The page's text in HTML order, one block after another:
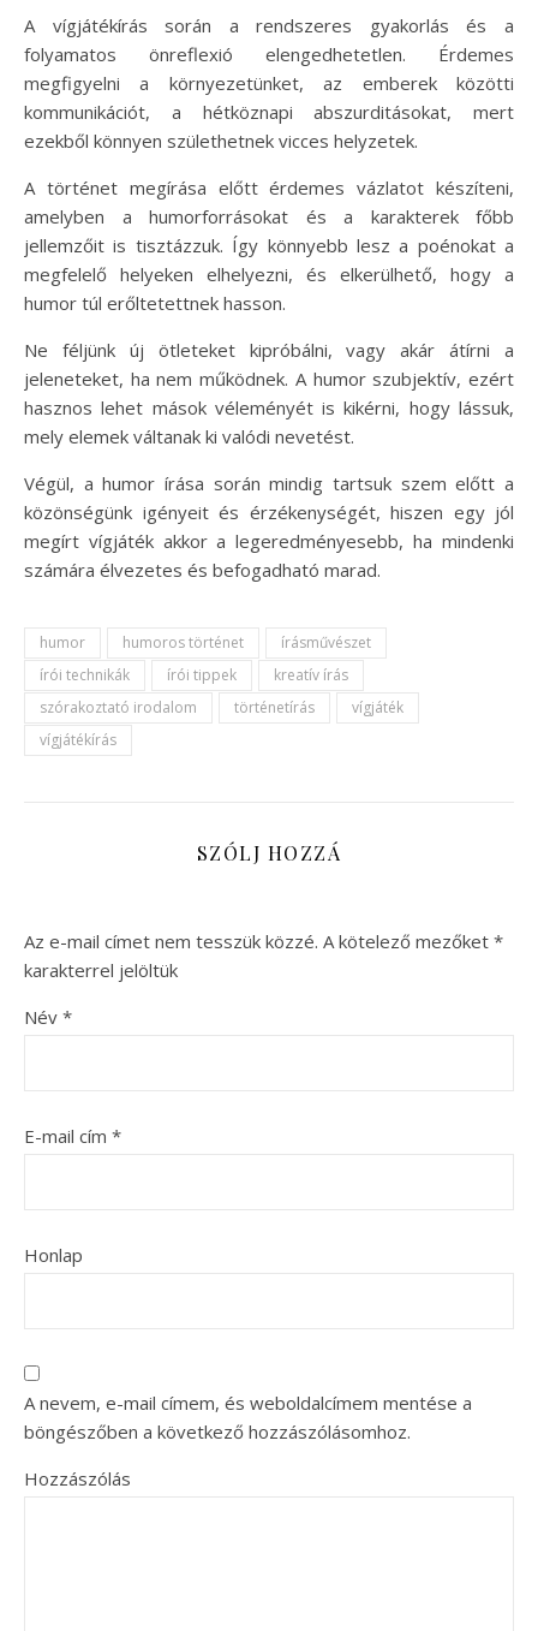
A vígjátékírás során a rendszeres gyakorlás és a
folyamatos önreflexió elengedhetetlen. Érdemes
megfigyelni a környezetünket, az emberek közötti
kommunikációt, a hétköznapi abszurditásokat, mert
ezekből könnyen születhetnek vicces helyzetek.
A történet megírása előtt érdemes vázlatot készíteni,
amelyben a humorforrásokat és a karakterek főbb
jellemzőit is tisztázzuk. Így könnyebb lesz a poénokat a
megfelelő helyeken elhelyezni, és elkerülhető, hogy a
humor túl erőltetettnek hasson.
Ne féljünk új ötleteket kipróbálni, vagy akár átírni a
jeleneteket, ha nem működnek. A humor szubjektív, ezért
hasznos lehet mások véleményét is kikérni, hogy lássuk,
mely elemek váltanak ki valódi nevetést.
Végül, a humor írása során mindig tartsuk szem előtt a
közönségünk igényeit és érzékenységét, hiszen egy jól
megírt vígjáték akkor a legeredményesebb, ha mindenki
számára élvezetes és befogadható marad.
humor humoros történet
írásművészet
írói technikák
írói tippek
kreatív írás
szórakoztató irodalom
történetírás
vígjáték
vígjátékírás
SZÓLJ HOZZÁ
Az e-mail címet nem tesszük közzé. A kötelező mezőket *
karakterrel jelöltük
Név *
E-mail cím *
Honlap
A nevem, e-mail címem, és weboldalcímem mentése a
böngészőben a következő hozzászólásomhoz.
Hozzászólás